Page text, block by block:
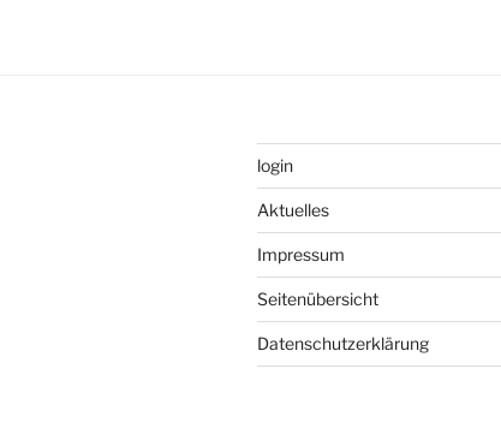
login
Aktuelles
Impressum
Seitenübersicht
Datenschutzerklärung